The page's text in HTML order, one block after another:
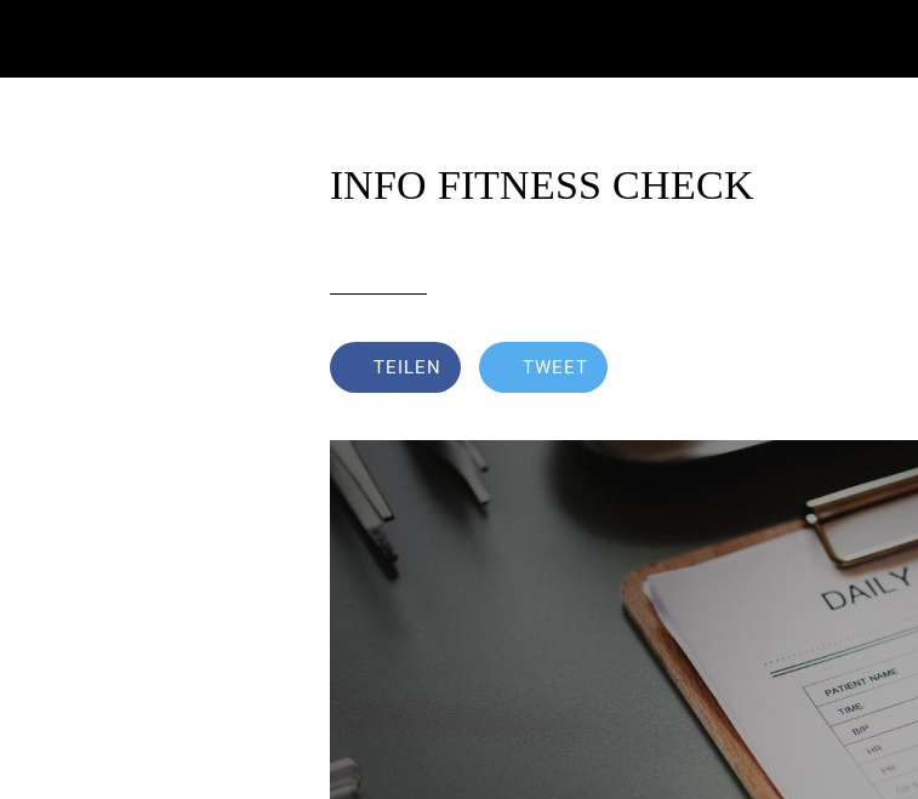
INFO FITNESS CHECK
TEILEN TWEET